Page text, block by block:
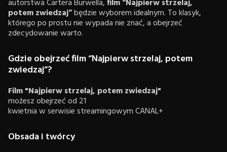
autorstwa Cartera Burwella,film “Najpierw strzelaj,
potem zwiedzaj”będzie wyborem idealnym. To klasyk,
którego po prostu nie wypada nie znać, a obejrzeć
zdecydowanie warto.
Gdzie obejrzeć film “Najpierw strzelaj, potem
zwiedzaj”?
Film "Najpierw strzelaj, potem zwiedzaj"
możesz obejrzeć od 21
kwietnia w serwisie streamingowym CANAL+
Obsada i twórcy